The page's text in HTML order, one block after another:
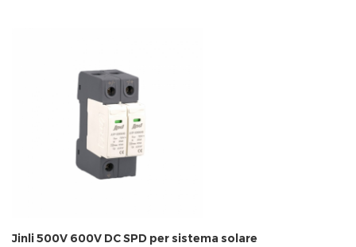
Jinli 500V 600V DC SPD per sistema solare